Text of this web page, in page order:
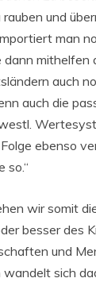
und
man
dann mithelfen
auch
auch die
ebenso
so.“
wir somit
besser des
und
wandelt sich